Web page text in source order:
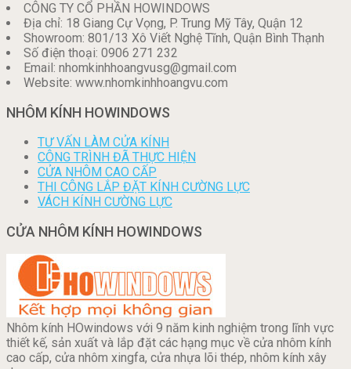
CÔNG TY CỔ PHẦN HOWINDOWS
Địa chỉ: 18 Giang Cự Vọng, P. Trung Mỹ Tây, Quận 12
Showroom: 801/13 Xô Viết Nghệ Tĩnh, Quận Bình Thạnh
Số điện thoại: 0906 271 232
Email: nhomkinhhoangvusg@gmail.com
Website: www.nhomkinhhoangvu.com
NHÔM KÍNH HOWINDOWS
TƯ VẤN LÀM CỬA KÍNH
CÔNG TRÌNH ĐÃ THỰC HIỆN
CỬA NHÔM CAO CẤP
THI CÔNG LẮP ĐẶT KÍNH CƯỜNG LỰC
VÁCH KÍNH CƯỜNG LỰC
CỬA NHÔM KÍNH HOWINDOWS
Nhôm kính HOwindows với 9 năm kinh nghiệm trong lĩnh vực
thiết kế, sản xuất và lắp đặt các hạng mục về cửa nhôm kính
cao cấp, cửa nhôm xingfa, cửa nhựa lõi thép, nhôm kính xây